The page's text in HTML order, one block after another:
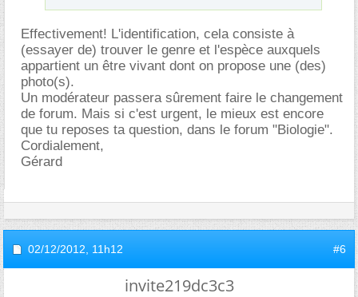
Effectivement! L'identification, cela consiste à
(essayer de) trouver le genre et l'espèce auxquels
appartient un être vivant dont on propose une (des)
photo(s).
Un modérateur passera sûrement faire le changement
de forum. Mais si c'est urgent, le mieux est encore
que tu reposes ta question, dans le forum "Biologie".
Cordialement,
Gérard
02/12/2012, 11h12 #6
invite219dc3c3